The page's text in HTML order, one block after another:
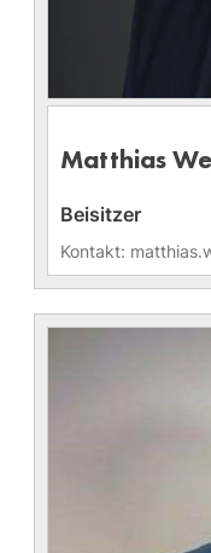
Matthias
Beisitzer
Kontakt: